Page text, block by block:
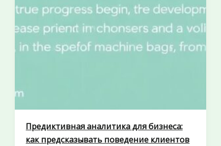
Предиктивная аналитика для бизнеса:
как предсказывать поведение клиентов